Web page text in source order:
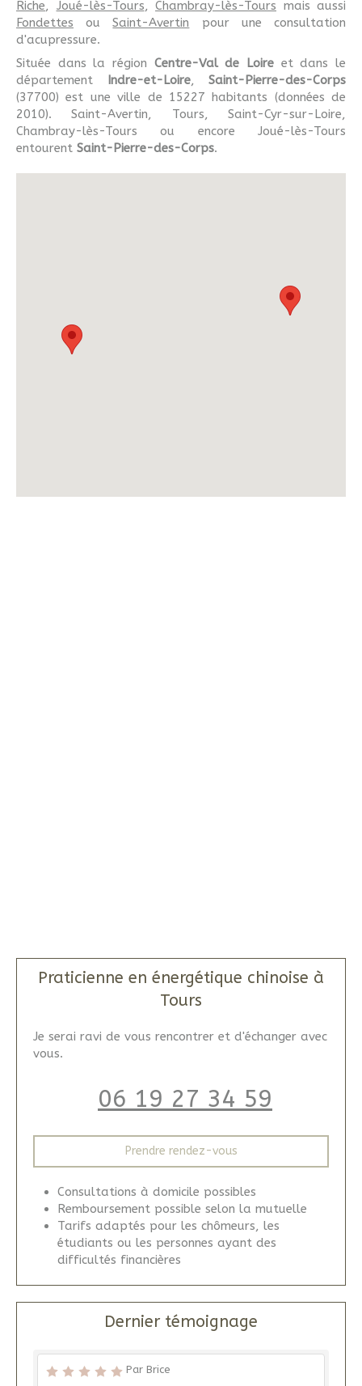
Riche, Joué-lès-Tours, Chambray-lès-Tours mais aussi
Fondettes ouSaint-Avertin pour une consultation
d'acupressure.
Située dans la région Centre-Val de Loire et dans le
département
Indre-et-Loire, Saint-Pierre-des-Corps
(37700) est une ville de 15227 habitants (données de
2010). Saint-Avertin, Tours, Saint-Cyr-sur-Loire,
Chambray-lès-Tours ou encore Joué-lès-Tours
entourent Saint-Pierre-des-Corps.
Praticienne en énergétique chinoise à
Tours
Je serai ravi de vous rencontrer et d'échanger avec
vous.
06 19 27 34 59
Prendre rendez-vous
Consultations à domicile possibles
Remboursement possible selon la mutuelle
Tarifs adaptés pour les chômeurs, les
étudiants ou les personnes ayant des
difficultés financières
Dernier témoignage
Par Brice